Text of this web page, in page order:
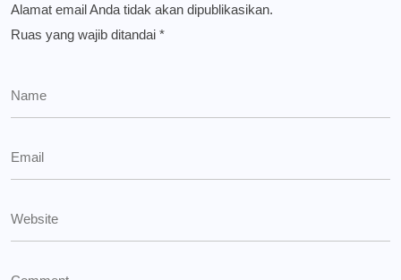
Alamat email Anda tidak akan dipublikasikan.
Ruas yang wajib ditandai *